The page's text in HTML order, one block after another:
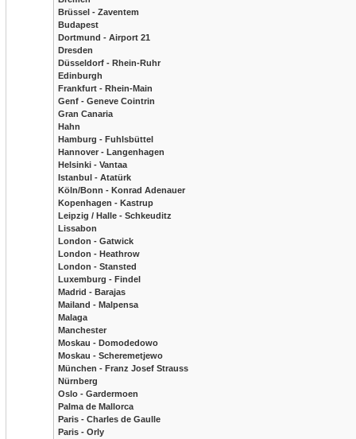
Brüssel - Zaventem
Budapest
Dortmund - Airport 21
Dresden
Düsseldorf - Rhein-Ruhr
Edinburgh
Frankfurt - Rhein-Main
Genf - Geneve Cointrin
Gran Canaria
Hahn
Hamburg - Fuhlsbüttel
Hannover - Langenhagen
Helsinki - Vantaa
Istanbul - Atatürk
Köln/Bonn - Konrad Adenauer
Kopenhagen - Kastrup
Leipzig / Halle - Schkeuditz
Lissabon
London - Gatwick
London - Heathrow
London - Stansted
Luxemburg - Findel
Madrid - Barajas
Mailand - Malpensa
Malaga
Manchester
Moskau - Domodedowo
Moskau - Scheremetjewo
München - Franz Josef Strauss
Nürnberg
Oslo - Gardermoen
Palma de Mallorca
Paris - Charles de Gaulle
Paris - Orly